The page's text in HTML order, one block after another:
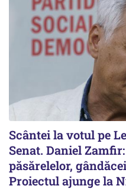
Scântei la votul pe
Senat. Daniel
păsărelelor,
Proiectul ajunge la